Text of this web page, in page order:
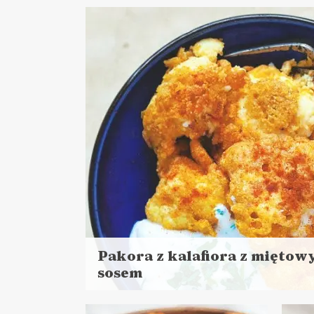
więcej
Czas przygotowania: 10 minut
+ 2 h 15 minut pieczenie
DANIA GŁÓWNE
PRZYSTAWKI
BOŻE NARODZENIE ?
NIEDZIELNE GOTOWANIE ?
Pakora z kalafiora z
sosem